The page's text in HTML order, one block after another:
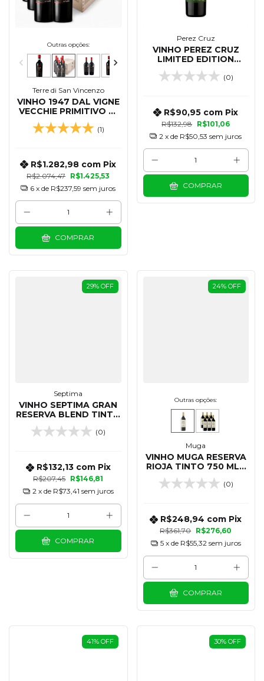
Outras opções:
Terre di San Vincenzo
VINHO 1947 DAL VIGNE
VECCHIE PRIMITIVO DI
MANDURIA 750 ML -
KIT 06 UN CAIXA DE
(1)
R$2.074,47 R$1.425,53
R$1.282,98 com Pix
6 x de R$237,59 sem juros
COMPRAR
Perez Cruz
VINHO PEREZ CRUZ
LIMITED EDITION
MALBEC COT 750 ML
(0)
R$132,98 R$101,06
R$90,95 com Pix
2 x de R$50,53 sem juros
COMPRAR
29% OFF
Septima
VINHO SEPTIMA GRAN
RESERVA BLEND TINTO
750 ML
(0)
R$207,45 R$146,81
R$132,13 com Pix
2 x de R$73,41 sem juros
COMPRAR
24% OFF
Outras opções:
Muga
VINHO MUGA RESERVA
RIOJA TINTO 750 ML -
2020
(0)
R$361,70 R$276,60
R$248,94 com Pix
5 x de R$55,32 sem juros
COMPRAR
41% OFF 30% OFF